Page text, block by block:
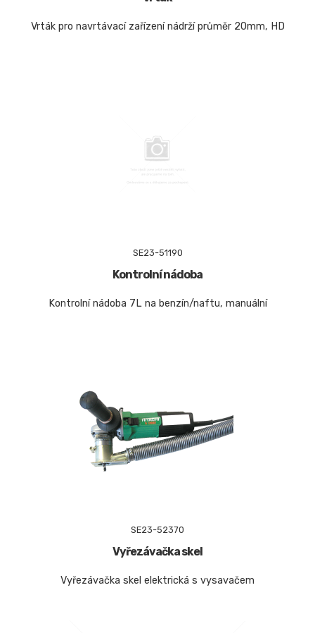
Vrták pro navrtávací zařízení nádrží průměr 20mm, HD
SE23-51190
Kontrolní nádoba
Kontrolní nádoba 7L na benzín/naftu, manuální
SE23-52370
Vyřezávačka skel
Vyřezávačka skel elektrická s vysavačem